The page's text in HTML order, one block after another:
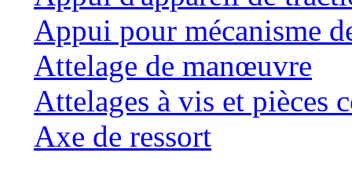
Appui pour mécanisme
Attelage de manœuvre
Attelages à vis et pièces
Axe de ressort